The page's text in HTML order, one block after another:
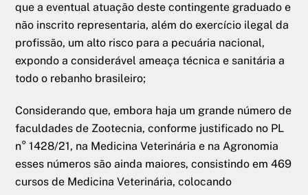
que a eventual atuação deste contingente graduado e
não inscrito representaria, além do exercício ilegal da
profissão, um alto risco para a pecuária nacional,
expondo a considerável ameaça técnica e sanitária a
todo o rebanho brasileiro;
Considerando que, embora haja um grande número de
faculdades de Zootecnia, conforme justificado no PL
n° 1428/21, na Medicina Veterinária e na Agronomia
esses números são ainda maiores, consistindo em 469
cursos de Medicina Veterinária, colocando